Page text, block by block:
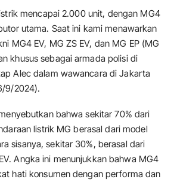
mencapai 2.000 unit, dengan MG4
utama. Saat ini kami menawarkan
MG4 EV, MG ZS EV, dan MG EP (MG
khusus sebagai armada polisi di
Alec dalam wawancara di Jakarta
9/2024).
bahwa sekitar 70% dari
listrik MG berasal dari model
sisanya, sekitar 30%, berasal dari
Angka ini menunjukkan bahwa MG4
hati konsumen dengan performa dan